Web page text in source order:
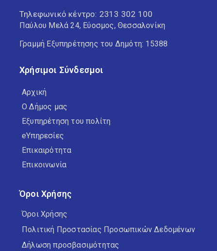
Τηλεφωνικό κέντρο: 2313 302 100
Παύλου Μελά 24, Εύοσμος, Θεσσαλονίκη
Γραμμή Εξυπηρέτησης του Δημότη: 15388
Χρήσιμοι Σύνδεσμοι
Αρχική
Ο Δήμος μας
Εξυπηρέτηση του πολίτη
eΥπηρεσίες
Επικαιρότητα
Επικοινωνία
Όροι Χρήσης
Όροι Χρήσης
Πολιτική Προστασίας Προσωπικών Δεδομένων
Δήλωση προσβασιμότητας